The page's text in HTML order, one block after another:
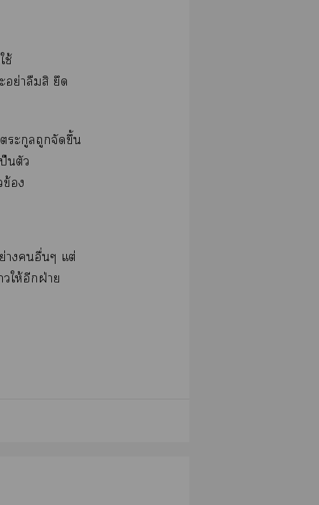
ช้
อย่าลืมสิ ยึด
ระกูลถูกจัดขึ้น
นตัว
อง
างอื่นๆ แต่
ให้อีกฝ่าย